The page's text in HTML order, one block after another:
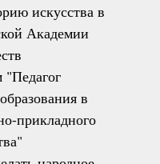
искусства в
Академии
"Педагог
в
прикладного